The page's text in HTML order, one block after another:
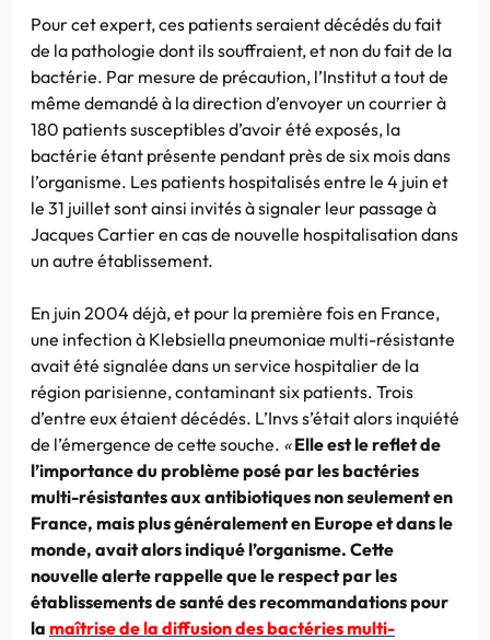
Pour cet expert, ces patients seraient décédés du fait
de la pathologie dont ils souffraient, et non du fait de la
bactérie. Par mesure de précaution, l’Institut a tout de
même demandé à la direction d’envoyer un courrier à
180 patients susceptibles d’avoir été exposés, la
bactérie étant présente pendant près de six mois dans
l’organisme. Les patients hospitalisés entre le 4 juin et
le 31 juillet sont ainsi invités à signaler leur passage à
Jacques Cartier en cas de nouvelle hospitalisation dans
un autre établissement.
En juin 2004 déjà, et pour la première fois en France,
une infection à Klebsiella pneumoniae multi-résistante
avait été signalée dans un service hospitalier de la
région parisienne, contaminant six patients. Trois
d’entre eux étaient décédés. L’Invs s’était alors inquiété
de l’émergence de cette souche. «Elle est le reflet de
l’importance du problème posé par les bactéries
multi-résistantes aux antibiotiques non seulement en
France, mais plus généralement en Europe et dans le
monde, avait alors indiqué l’organisme. Cette
nouvelle alerte rappelle que le respect par les
établissements de santé des recommandations pour
la maîtrise de la diffusion des bactéries multi-